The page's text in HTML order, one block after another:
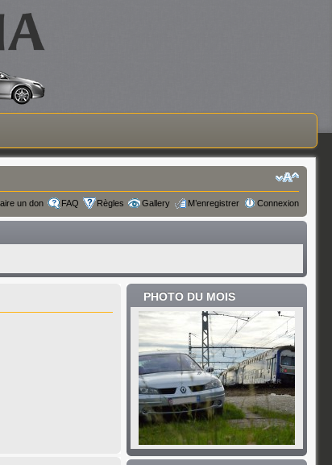
un don FAQ Règles Gallery M’enregistrer Connexion
PHOTO DU MOIS